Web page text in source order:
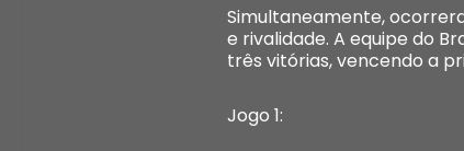
Simultaneamente,
e rivalidade. A equipe do
três vitórias, vencendo a
Jogo 1: